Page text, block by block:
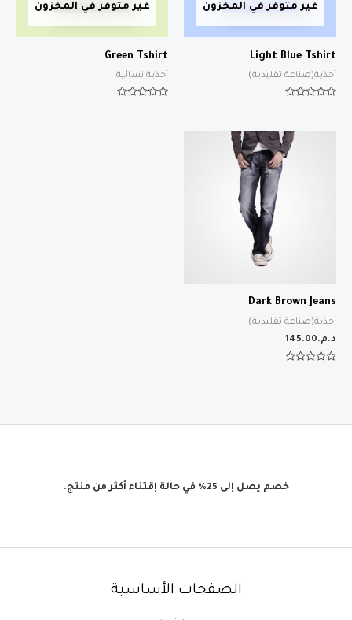
غير متوفر في المخزون
Light Blue Tshirt
أحذية(صناعة تقليدية)
غير متوفر في المخزون
Green Tshirt
أحذية نسائية
Dark Brown Jeans
أحذية(صناعة تقليدية)
د.م.145.00
خصم يصل إلى 25% في حالة إقتناء أكثر من منتج.
الصفحات الأساسية